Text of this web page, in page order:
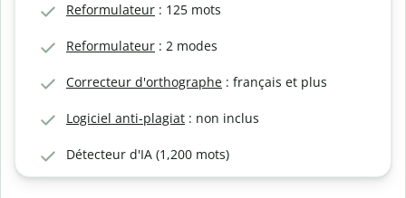
Reformulateur : 125 mots
Reformulateur : 2 modes
Correcteur d'orthographe : français et plus
Logiciel anti-plagiat : non inclus
Détecteur d'IA (1,200 mots)